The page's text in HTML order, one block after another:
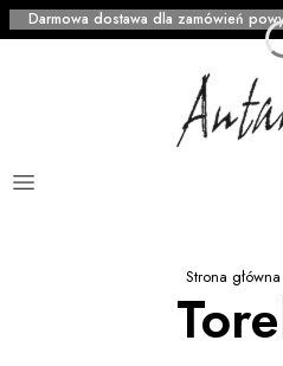
Darmowa dostawa dla zamówień
Menu
Strona główna